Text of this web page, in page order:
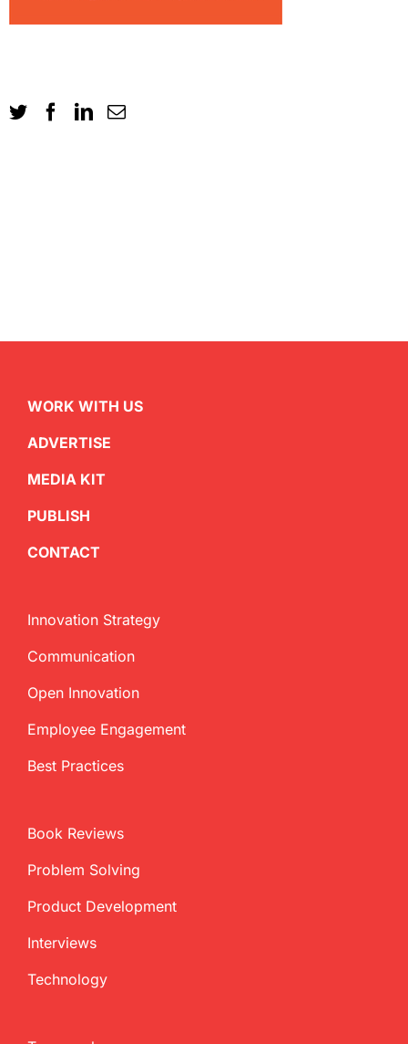
WORK WITH US
ADVERTISE
MEDIA KIT
PUBLISH
CONTACT
Innovation Strategy
Communication
Open Innovation
Employee Engagement
Best Practices
Book Reviews
Problem Solving
Product Development
Interviews
Technology